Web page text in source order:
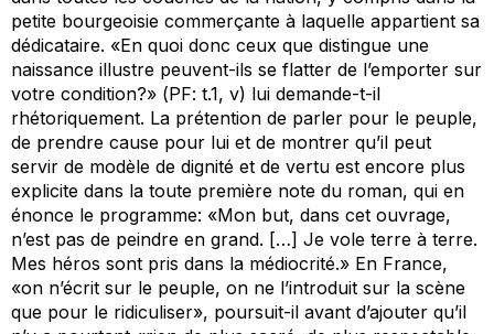
petite bourgeoisie commerçante à laquelle appartient sa
dédicataire. «En quoi donc ceux que distingue une
naissance illustre peuvent-ils se flatter de l’emporter sur
votre condition?» (PF: t.1, v) lui demande-t-il
rhétoriquement. La prétention de parler pour le peuple,
de prendre cause pour lui et de montrer qu’il peut
servir de modèle de dignité et de vertu est encore plus
explicite dans la toute première note du roman, qui en
énonce le programme: «Mon but, dans cet ouvrage,
n’est pas de peindre en grand. […] Je vole terre à terre.
Mes héros sont pris dans la médiocrité.» En France,
«on n’écrit sur le peuple, on ne l’introduit sur la scène
que pour le ridiculiser», poursuit-il avant d’ajouter qu’il